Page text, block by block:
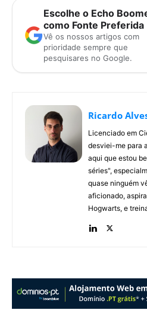
Escolhe o Echo
como Fonte Preferida
Vê os nossos artigos com
prioridade sempre que
pesquisares no Google.
Ricardo
Licenciado em
desviei-me para
aqui que estou
séries",
quase ninguém
aficionado,
Hogwarts, e